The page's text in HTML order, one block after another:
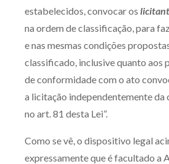
estabelecidos, convocar os
na ordem de classificação, para
e nas mesmas condições
classificado, inclusive quanto aos
de conformidade com o ato
a licitação independentemente da
no art. 81 desta Lei”.
Como se vê, o dispositivo legal
expressamente que é facultado a